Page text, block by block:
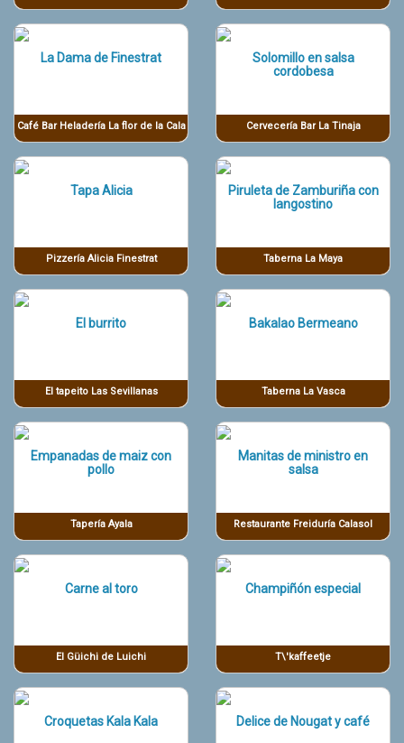
La Dama de Finestrat
Café Bar Heladería La flor de la Cala
Solomillo en salsa
cordobesa
Cervecería Bar La Tinaja
Tapa Alicia
Pizzería Alicia Finestrat
Piruleta de Zamburiña con
langostino
Taberna La Maya
El burrito
El tapeito Las Sevillanas
Bakalao Bermeano
Taberna La Vasca
Empanadas de maiz con
pollo
Tapería Ayala
Manitas de ministro en
salsa
Restaurante Freiduría Calasol
Carne al toro
El Güichi de Luichi
Champiñón especial
T\'kaffeetje
Croquetas Kala Kala Delice de Nougat y café